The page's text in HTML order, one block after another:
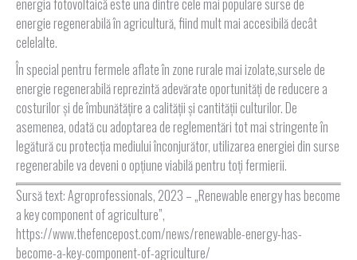
energia fotovoltaică este una dintre cele mai populare surse de
energie regenerabilă în agricultură, fiind mult mai accesibilă decât
celelalte.
În special pentru fermele aflate în zone rurale mai izolate,sursele de
energie regenerabilă reprezintă adevărate oportunități de reducere a
costurilor și de îmbunătățire a calității și cantității culturilor. De
asemenea, odată cu adoptarea de reglementări tot mai stringente în
legătură cu protecția mediului înconjurător, utilizarea energiei din surse
regenerabile va deveni o opțiune viabilă pentru toți fermierii.
Sursă text: Agroprofessionals, 2023 – „Renewable energy has become
a key component of agriculture”,
https://www.thefencepost.com/news/renewable-energy-has-
become-a-key-component-of-agriculture/